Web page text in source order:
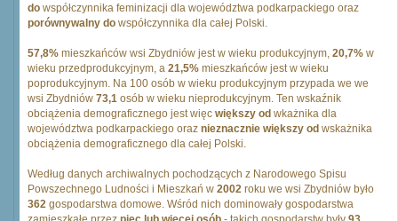
do współczynnika feminizacji dla województwa podkarpackiego oraz
porównywalny do współczynnika dla całej Polski.
57,8% mieszkańców wsi Zbydniów jest w wieku produkcyjnym, 20,7% w
wieku przedprodukcyjnym, a 21,5% mieszkańców jest w wieku
poprodukcyjnym. Na 100 osób w wieku produkcyjnym przypada we we
wsi Zbydniów 73,1 osób w wieku nieprodukcyjnym. Ten wskaźnik
obciążenia demograficznego jest więc większy od wkażnika dla
województwa podkarpackiego oraz nieznacznie większy od wskażnika
obciążenia demograficznego dla całej Polski.
Według danych archiwalnych pochodzących z Narodowego Spisu
Powszechnego Ludności i Mieszkań w 2002 roku we wsi Zbydniów było
362 gospodarstwa domowe. Wśród nich dominowały gospodarstwa